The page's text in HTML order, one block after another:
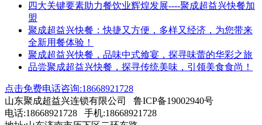
四大关键要素助力餐饮业辉煌发展----聚成超益兴快餐加
盟
聚成超益兴快餐：快捷又方便，多样又经济，为您带来
全新用餐体验！
聚成超益兴快餐，品味中式飨宴，探寻味蕾的华彩之旅
品尝聚成超益兴快餐，探寻传统美味，引领美食食尚！
点击免费电话咨询:18668921728
山东聚成超益兴连锁有限公司 鲁ICP备19002940号
电话:18668921728 手机:18668921728